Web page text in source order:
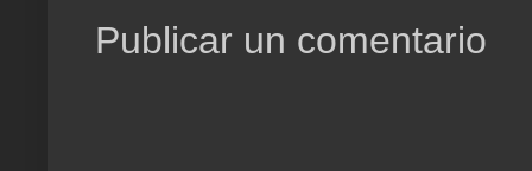
Publicar un comentario